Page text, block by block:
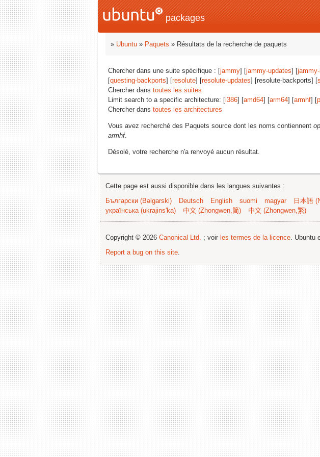
packages
» Ubuntu » Paquets » Résultats de la recherche de paquets
Chercher dans une suite spécifique : [jammy] [jammy-updates] [
[questing-backports] [resolute] [resolute-updates] [resolute-backports] [
Chercher dans toutes les suites
Limit search to a specific architecture: [i386] [amd64] [arm64] [armhf] [
Chercher dans toutes les architectures
Vous avez recherché des Paquets source dont les noms contiennent
armhf.
Désolé, votre recherche n'a renvoyé aucun résultat.
Cette page est aussi disponible dans les langues suivantes :
Български (Bəlgarski)
Deutsch English suomi magyar 日本語
українська (ukrajins'ka)
中文 (Zhongwen,简) 中文 (Zhongwen,繁)
Copyright © 2026 Canonical Ltd. ; voir les termes de la licence. Ubuntu
Report a bug on this site.